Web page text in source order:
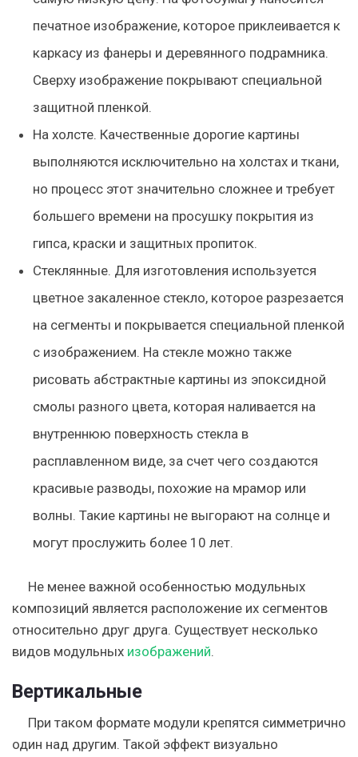
печатное изображение, которое приклеивается к
каркасу из фанеры и деревянного подрамника.
Сверху изображение покрывают специальной
защитной пленкой.
На холсте. Качественные дорогие картины
выполняются исключительно на холстах и ткани,
но процесс этот значительно сложнее и требует
большего времени на просушку покрытия из
гипса, краски и защитных пропиток.
Стеклянные. Для изготовления используется
цветное закаленное стекло, которое разрезается
на сегменты и покрывается специальной пленкой
с изображением. На стекле можно также
рисовать абстрактные картины из эпоксидной
смолы разного цвета, которая наливается на
внутреннюю поверхность стекла в
расплавленном виде, за счет чего создаются
красивые разводы, похожие на мрамор или
волны. Такие картины не выгорают на солнце и
могут прослужить более 10 лет.
Не менее важной особенностью модульных
композиций является расположение их сегментов
относительно друг друга. Существует несколько
видов модульных изображений.
Вертикальные
При таком формате модули крепятся симметрично
один над другим. Такой эффект визуально